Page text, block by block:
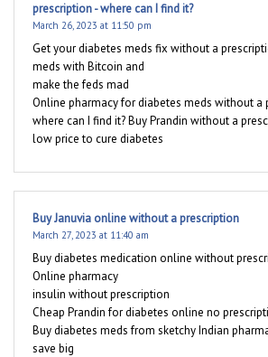
prescription - where can I find it?
March 26, 2023 at 11:50 pm
Get your diabetes meds fix without a
meds with Bitcoin and
make the feds mad
Online pharmacy for diabetes meds without a
where can I find it? Buy Prandin without a
low price to cure diabetes
Buy Januvia online without a prescription
March 27, 2023 at 11:40 am
Buy diabetes medication online without
Online pharmacy
insulin without prescription
Cheap Prandin for diabetes online no
Buy diabetes meds from sketchy Indian
save big